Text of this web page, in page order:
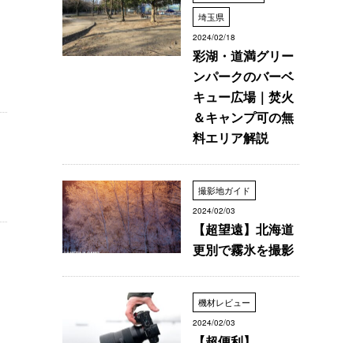
埼玉県
2024/02/18
彩湖・道満グリー
ンパークのバーベ
キュー広場｜焚火
＆キャンプ可の無
料エリア解説
撮影地ガイド
2024/02/03
【超望遠】北海道
更別で霧氷を撮影
機材レビュー
2024/02/03